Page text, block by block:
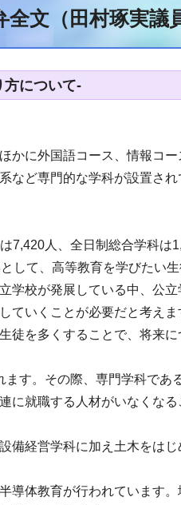
文（田村琢実議
方について-
かに外国語コース、情報コ
など専門的な学科が設置され
7,420人、全日制総合学科は
して、高等教育を学びたい
学校が発展している中、公
ていくことが必要だと考えま
を多くすることで、将来
す。その際、専門学科であ
に就職する人材がいなくな
備経営学科に加え土木をは
導体教育が行われています